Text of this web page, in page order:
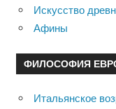
Искусство
Афины
ФИЛОСОФИЯ
Итальянское